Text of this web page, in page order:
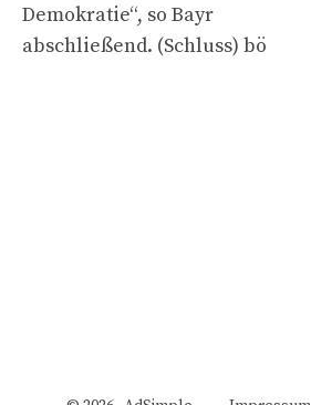
Demokratie“, so Bayr
abschließend. (Schluss) bö